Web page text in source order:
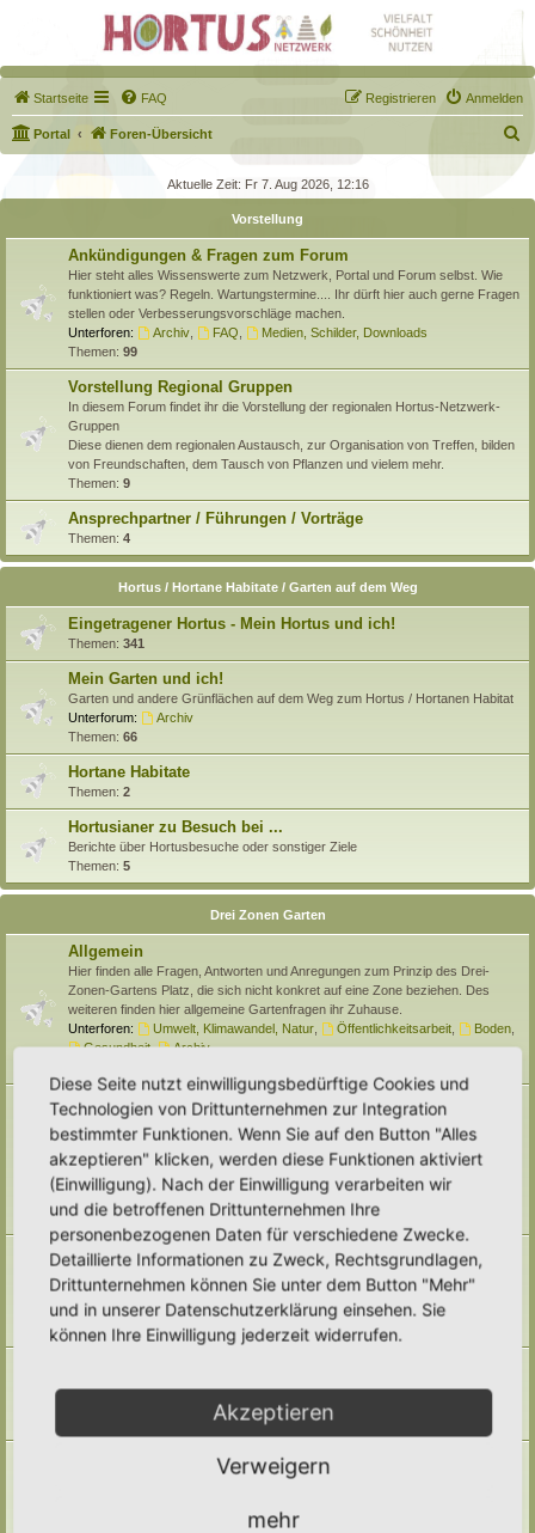
Startseite FAQ Anmelden
Registrieren
Portal Foren-Übersicht
u
Aktuelle Zeit: Fr 7. Aug 2026, 12:16
Vorstellung
Ankündigungen & Fragen zum Forum
Hier steht alles Wissenswerte zum Netzwerk, Portal und Forum selbst. Wie
funktioniert was? Regeln. Wartungstermine.... Ihr dürft hier auch gerne Fragen
stellen oder Verbesserungsvorschläge machen.
Unterforen:
Archiv, FAQ
Medien, Schilder, Downloads
Themen: 99
Vorstellung Regional Gruppen
In diesem Forum findet ihr die Vorstellung der regionalen Hortus-Netzwerk-
Gruppen
Diese dienen dem regionalen Austausch, zur Organisation von Treffen, bilden
von Freundschaften, dem Tausch von Pflanzen und vielem mehr.
Themen: 9
Ansprechpartner / Führungen / Vorträge
Themen: 4
Hortus / Hortane Habitate / Garten auf dem Weg
Eingetragener Hortus - Mein Hortus und ich!
Themen: 341
Mein Garten und ich!
Garten und andere Grünflächen auf dem Weg zum Hortus / Hortanen Habitat
Unterforum:
Archiv
Themen: 66
Hortane Habitate
Themen: 2
Hortusianer zu Besuch bei ...
Berichte über Hortusbesuche oder sonstiger Ziele
Themen: 5
Drei Zonen Garten
Allgemein
Hier finden alle Fragen, Antworten und Anregungen zum Prinzip des Drei-
Zonen-Gartens Platz, die sich nicht konkret auf eine Zone beziehen. Des
weiteren finden hier allgemeine Gartenfragen ihr Zuhause.
Unterforen:
Umwelt, Klimawandel, Natur, Öffentlichkeitsarbeit, Boden,
Gesundheit,
Archiv
Naturmodule & kleine Biotope
Alles um die Naturmodule, sowie Wald-Themen, Sumpfzonen, Wasserzonen,
wechselfeuchte Gebiete, nährstoffreichere Areale, usw.
Unterforen:
Trockenmauern, Pyramiden , Teiche & Wasserstellen
Sandarien, Reisighaufen & Laubhaufen, Totholz, Käferkeller
Benjeshecke, Sonstige Lebensräume
Archiv
Themen:71
Pufferzone
Hier gehört alles hin, was die Pufferzone in einem Hortus betrifft. Frage,
Antworten, Wissen und Ideen: Her damit!
Unterforum:
Archiv
Themen:29
Themen der Ertragszone finden hier einen Platz.
Kompostieren/ Mulchen/ Dauerhumus,
Diese Seite nutzt einwilligungsbedürftige Cookies und
Technologien von Drittunternehmen zur Integration
bestimmter Funktionen. Wenn Sie auf den Button "Alles
akzeptieren" klicken, werden diese Funktionen aktiviert
(Einwilligung). Nach der Einwilligung verarbeiten wir
und die betroffenen Drittunternehmen Ihre
personenbezogenen Daten für verschiedene Zwecke.
Detaillierte Informationen zu Zweck, Rechtsgrundlagen,
Drittunternehmen können Sie unter dem Button "Mehr"
und in unserer Datenschutzerklärung einsehen. Sie
können Ihre Einwilligung jederzeit widerrufen.
Akzeptieren
Verweigern
mehr